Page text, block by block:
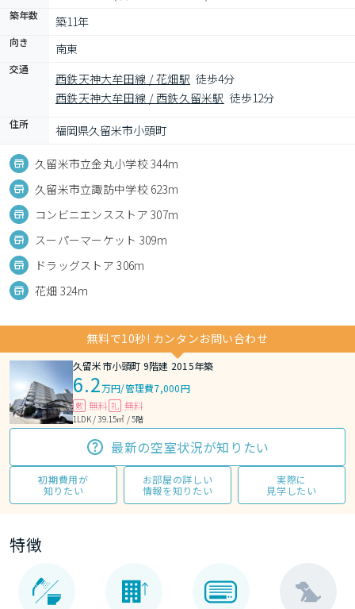
築年数 築11年
向き 南東
交通
西鉄天神大牟田線 / 花畑駅 徒歩4分
西鉄天神大牟田線 / 西鉄久留米駅 徒歩12分
住所 福岡県久留米市小頭町
久留米市立金丸小学校 344m
久留米市立諏訪中学校 623m
コンビニエンスストア 307m
スーパーマーケット 309m
ドラッグストア 306m
花畑 324m
無料で10秒! カンタンお問い合わせ
久留米市小頭町 9階建 2015年築
6.2万円/管理費7,000円
敷 無料 礼 無料
1LDK / 39.15㎡ / 5階
最新の空室状況が知りたい
初期費用が
知りたい
お部屋の詳しい
情報を知りたい
実際に
見学したい
特徴